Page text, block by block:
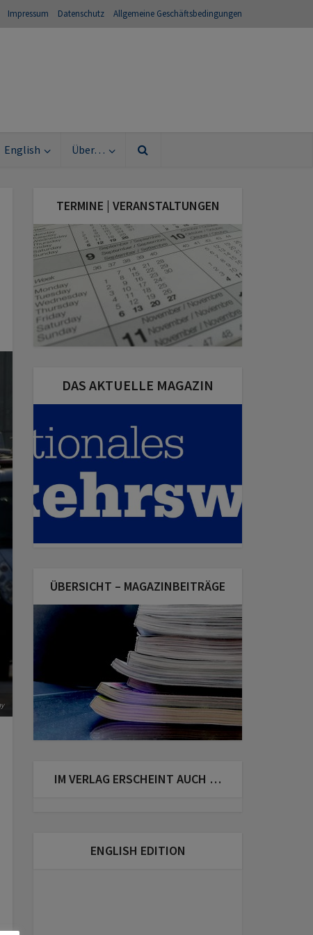
Impressum Datenschutz Allgemeine Geschäftsbedingungen
English Über…
TERMINE | VERANSTALTUNGEN
DAS AKTUELLE MAGAZIN
ÜBERSICHT – MAGAZINBEITRÄGE
IM VERLAG ERSCHEINT AUCH …
ENGLISH EDITION